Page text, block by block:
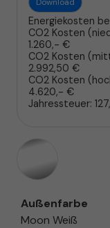
Energiekosten
CO2 Kosten
1.260,- €
CO2 Kosten
2.992,50 €
CO2 Kosten
4.620,- €
Jahressteuer:
Außenfarbe
Moon Weiß